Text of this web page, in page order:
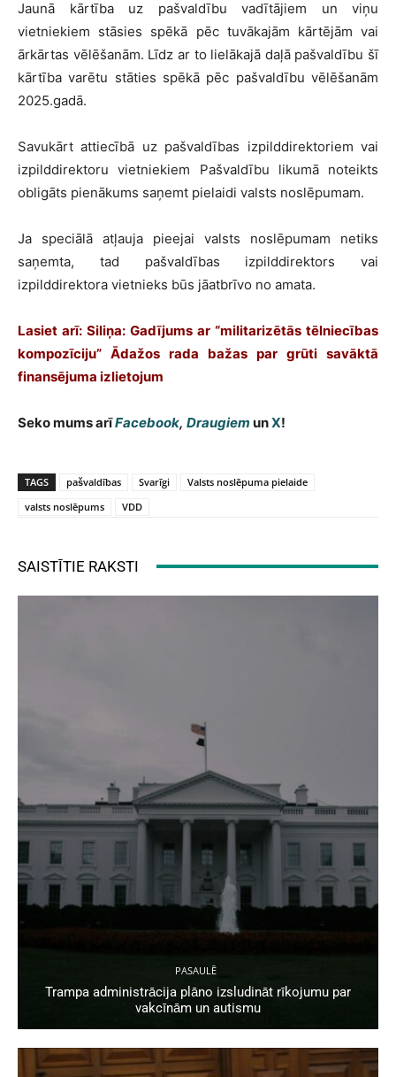
Jaunā kārtība uz pašvaldību vadītājiem un viņu
vietniekiem stāsies spēkā pēc tuvākajām kārtējām vai
ārkārtas vēlēšanām. Līdz ar to lielākajā daļā pašvaldību šī
kārtība varētu stāties spēkā pēc pašvaldību vēlēšanām
2025.gadā.
Savukārt attiecībā uz pašvaldības izpilddirektoriem vai
izpilddirektoru vietniekiem Pašvaldību likumā noteikts
obligāts pienākums saņemt pielaidi valsts noslēpumam.
Ja speciālā atļauja pieejai valsts noslēpumam netiks
saņemta, tad pašvaldības izpilddirektors vai
izpilddirektora vietnieks būs jāatbrīvo no amata.
Lasiet arī: Siliņa: Gadījums ar “militarizētās tēlniecības
kompozīciju” Ādažos rada bažas par grūti savāktā
finansējuma izlietojum
Seko mums arīFacebook, Draugiem unX!
TAGS pašvaldības Svarīgi
Valsts noslēpuma pielaide
valsts noslēpums
VDD
SAISTĪTIE RAKSTI
PASAULĒ
Trampa administrācija plāno izsludināt rīkojumu par
vakcīnām un autismu